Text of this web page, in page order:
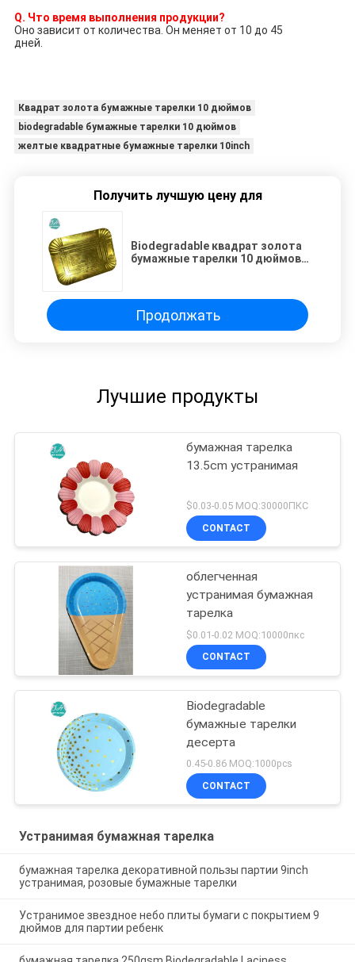
Q. Что время выполнения продукции?
Оно зависит от количества. Он меняет от 10 до 45
дней.
Квадрат золота бумажные тарелки 10 дюймов
biodegradable бумажные тарелки 10 дюймов
желтые квадратные бумажные тарелки 10inch
Получить лучшую цену для
Biodegradable квадрат золота
бумажные тарелки 10 дюймов
Продолжать
Лучшие продукты
бумажная тарелка
13.5cm устранимая
$0.03-0.05 MOQ:30000ПКС
CONTACT
облегченная
устранимая бумажная
тарелка
$0.01-0.02 MOQ:10000пкс
CONTACT
Biodegradable
бумажные тарелки
десерта
0.45-0.86 MOQ:1000pcs
CONTACT
Устранимая бумажная тарелка
бумажная тарелка декоративной пользы партии 9inch
устранимая, розовые бумажные тарелки
Устранимое звездное небо плиты бумаги с покрытием 9
дюймов для партии ребенк